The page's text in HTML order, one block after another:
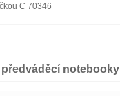
C 70346
notebooky